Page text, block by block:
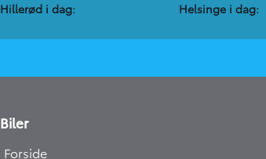
Hillerød i dag:
Helsinge i dag:
Biler
Forside